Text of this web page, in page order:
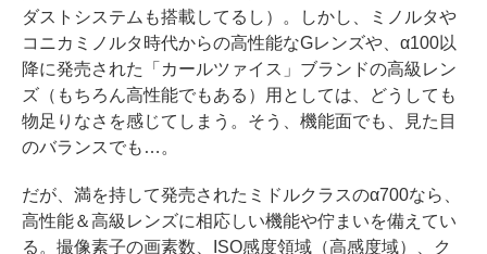
ダストシステムも搭載してるし）。しかし、ミノルタや
コニカミノルタ時代からの高性能なGレンズや、α100以
降に発売された「カールツァイス」ブランドの高級レン
ズ（もちろん高性能でもある）用としては、どうしても
物足りなさを感じてしまう。そう、機能面でも、見た目
のバランスでも…。
だが、満を持して発売されたミドルクラスのα700なら、
高性能＆高級レンズに相応しい機能や佇まいを備えてい
る。撮像素子の画素数、ISO感度領域（高感度域）、ク